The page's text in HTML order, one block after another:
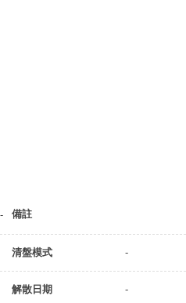
備註
-
清盤模式 -
解散日期 -